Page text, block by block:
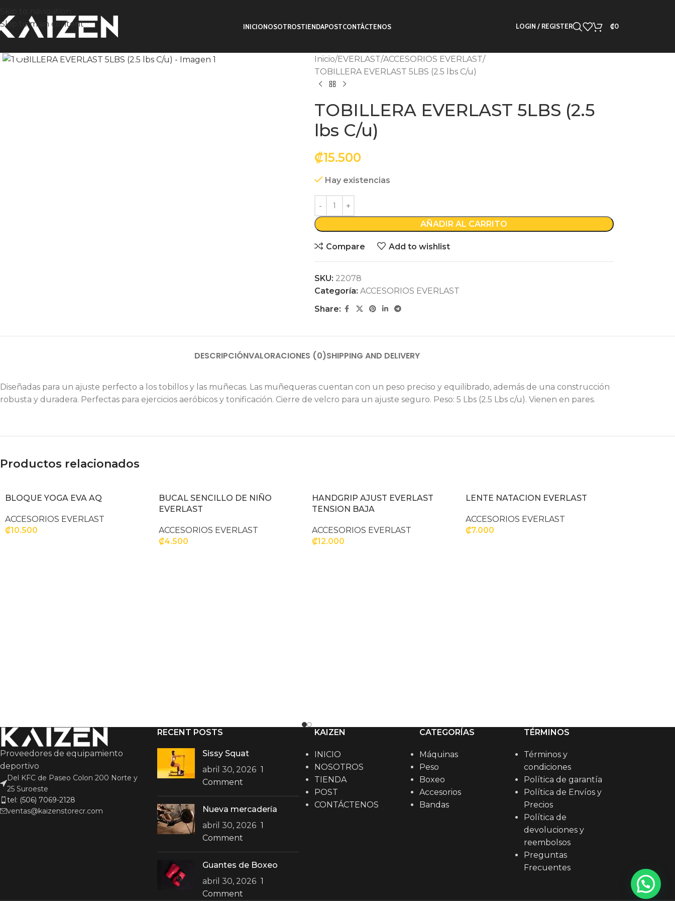
Skip to main content
INICIONOSOTROSTIENDAPOSTCONTÁCTENOS LOGIN / REGISTER ₡0
Inicio EVERLAST ACCESORIOS EVERLAST
TOBILLERA EVERLAST 5LBS (2.5 lbs C/u)
TOBILLERA EVERLAST 5LBS (2.5
lbs C/u)
₡15.500
Hay existencias
AÑADIR AL CARRITO
Compare Add to wishlist
SKU: 22078
Categoría: ACCESORIOS EVERLAST
Share:
DESCRIPCIÓNVALORACIONES (0)SHIPPING AND DELIVERY
Diseñadas para un ajuste perfecto a los tobillos y las muñecas. Las muñequeras cuentan con un peso preciso y equilibrado, además de una construcción
robusta y duradera. Perfectas para ejercicios aeróbicos y tonificación. Cierre de velcro para un ajuste seguro. Peso: 5 Lbs (2.5 Lbs c/u). Vienen en pares.
Productos relacionados
BLOQUE YOGA EVA AQ
ACCESORIOS EVERLAST
₡10.500
BUCAL SENCILLO DE NIÑO
EVERLAST
ACCESORIOS EVERLAST
₡4.500
HANDGRIP AJUST EVERLAST
TENSION BAJA
ACCESORIOS EVERLAST
₡12.000
LENTE NATACION EVERLAST
ACCESORIOS EVERLAST
₡7.000
Proveedores de equipamiento
deportivo
Del KFC de Paseo Colon 200 Norte y
25 Suroeste
tel: (506) 7069-2128
ventas@kaizenstorecr.com
RECENT POSTS
Sissy Squat
abril 30, 2026 1
Comment
Nueva mercadería
abril 30, 2026 1
Comment
Guantes de Boxeo
abril 30, 2026 1
Comment
KAIZEN
INICIO
NOSOTROS
TIENDA
POST
CONTÁCTENOS
CATEGORÍAS
Máquinas
Peso
Boxeo
Accesorios
Bandas
TÉRMINOS
Términos y
condiciones
Política de garantía
Política de Envíos y
Precios
Política de
devoluciones y
reembolsos
Preguntas
Frecuentes